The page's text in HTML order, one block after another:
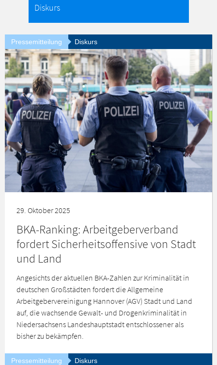
Pressemitteilung Diskurs
29. Oktober 2025
BKA-Ranking: Arbeitgeberverband
fordert Sicherheitsoffensive von Stadt
und Land
Angesichts der aktuellen BKA-Zahlen zur Kriminalität in
deutschen Großstädten fordert die Allgemeine
Arbeitgebervereinigung Hannover (AGV) Stadt und Land
auf, die wachsende Gewalt- und Drogenkriminalität in
Niedersachsens Landeshauptstadt entschlossener als
bisher zu bekämpfen.
Pressemitteilung Diskurs